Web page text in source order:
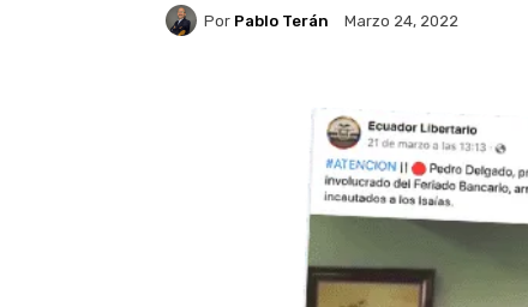
Por Pablo Terán Marzo 24, 2022